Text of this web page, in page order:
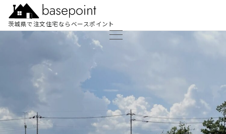
茨城県で注文住宅ならベースポイント